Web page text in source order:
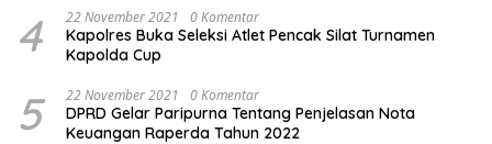
4 22 November 2021 0 Komentar
Kapolres Buka Seleksi Atlet Pencak Silat Turnamen
Kapolda Cup
5 22 November 2021 0 Komentar
DPRD Gelar Paripurna Tentang Penjelasan Nota
Keuangan Raperda Tahun 2022